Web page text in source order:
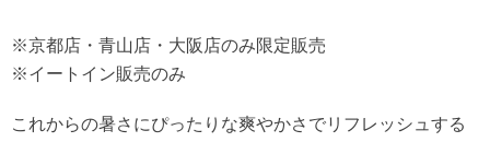
※京都店・青山店・大阪店のみ限定販売
※イートイン販売のみ
これからの暑さにぴったりな爽やかさでリフレッシュする